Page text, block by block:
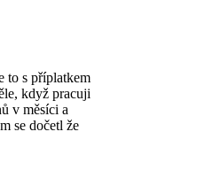
to s příplatkem
když pracuji
v měsíci a
se dočetl že